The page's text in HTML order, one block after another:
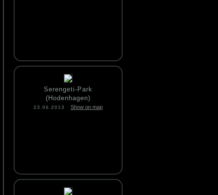
Serengeti-Park
(Hodenhagen)
23.06.2013 Show on map